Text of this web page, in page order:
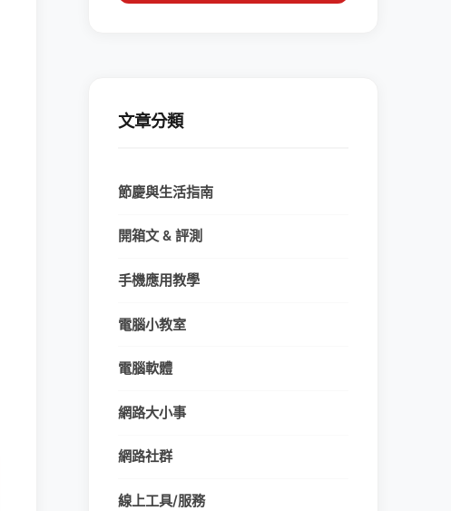
文章分類
節慶與生活指南
開箱文 & 評測
手機應用教學
電腦小教室
電腦軟體
網路大小事
網路社群
線上工具/服務